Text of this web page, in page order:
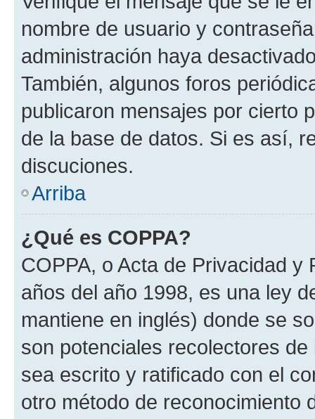
nombre de usuario y
administración haya
También, algunos foros
publicaron mensajes por cierto
de la base de datos. Si es así,
discuciones.
Arriba
¿Qué es COPPA?
COPPA, o Acta de Privacidad
años del año 1998, es una ley
mantiene en inglés) donde se
son potenciales recolectores
sea escrito y ratificado con el
otro método de reconocimiento